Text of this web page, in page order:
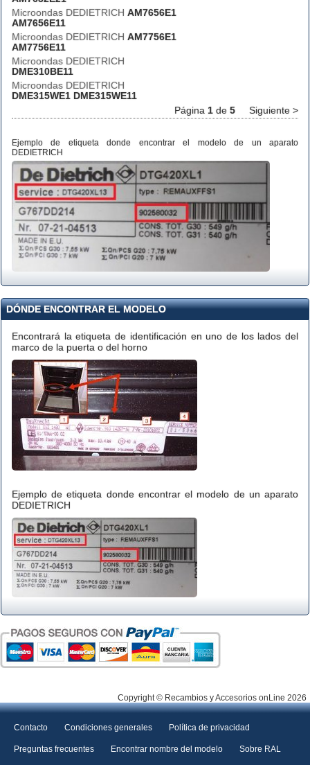
Microondas DEDIETRICH AM7656E1
AM7656E11
Microondas DEDIETRICH AM7756E1
AM7756E11
Microondas DEDIETRICH
DME310BE11
Microondas DEDIETRICH
DME315WE1 DME315WE11
Página 1 de 5 Siguiente >
Ejemplo de etiqueta donde encontrar el modelo de un aparato
DEDIETRICH
DÓNDE ENCONTRAR EL MODELO
Encontrará la etiqueta de identificación en uno de los lados del
marco de la puerta o del horno
Ejemplo de etiqueta donde encontrar el modelo de un aparato
DEDIETRICH
Copyright © Recambios y Accesorios onLine 2026
Contacto Condiciones generales Política de privacidad
Preguntas frecuentes Encontrar nombre del modelo Sobre RAL